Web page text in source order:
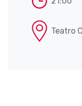
Teatro